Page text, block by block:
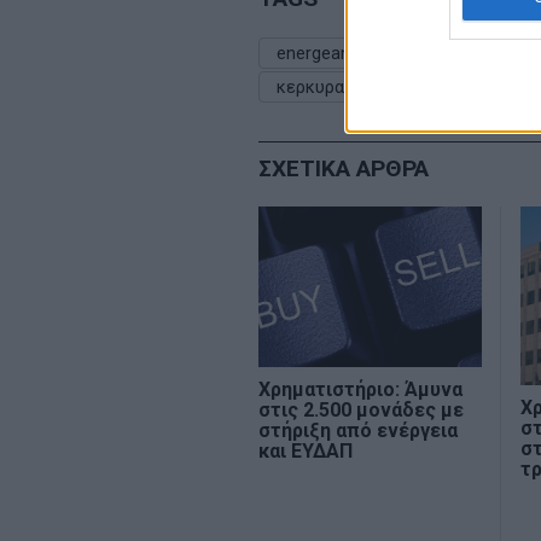
energean
κερκυρα
ΣΧΕΤΙΚΑ ΑΡΘΡΑ
Χρηματιστήριο: Άμυνα
στις 2.500 μονάδες με
στήριξη από ενέργεια
και ΕΥΔΑΠ